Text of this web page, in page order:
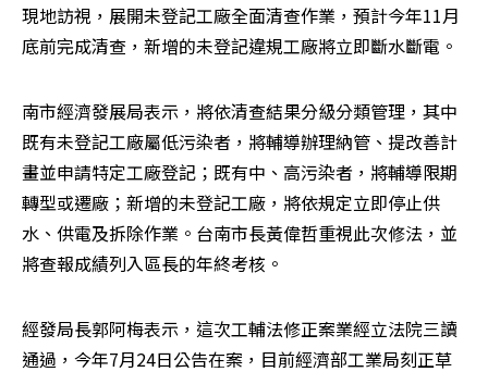
現地訪視，展開未登記工廠全面清查作業，預計今年11月
底前完成清查，新增的未登記違規工廠將立即斷水斷電。
南市經濟發展局表示，將依清查結果分級分類管理，其中
既有未登記工廠屬低污染者，將輔導辦理納管、提改善計
畫並申請特定工廠登記；既有中、高污染者，將輔導限期
轉型或遷廠；新增的未登記工廠，將依規定立即停止供
水、供電及拆除作業。台南市長黃偉哲重視此次修法，並
將查報成績列入區長的年終考核。
經發局長郭阿梅表示，這次工輔法修正案業經立法院三讀
通過，今年7月24日公告在案，目前經濟部工業局刻正草